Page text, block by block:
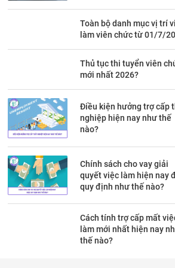
Toàn bộ danh mục vị trí
làm viên chức từ 01/7/
Thủ tục thi tuyển viên
mới nhất 2026?
Điều kiện hưởng trợ cấp
nghiệp hiện nay như thế
nào?
Chính sách cho vay giải
quyết việc làm hiện nay
quy định như thế nào?
Cách tính trợ cấp mất
làm mới nhất hiện nay
thế nào?